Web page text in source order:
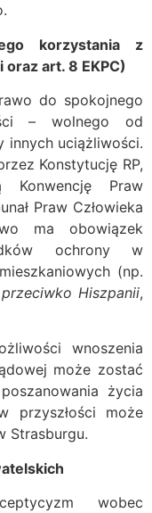
korzystania z
art. 8 EKPC)
do spokojnego
– wolnego od
innych uciążliwości.
Konstytucję RP,
Konwencję Praw
Praw Człowieka
ma obowiązek
ochrony w
(np.
Hiszpanii,
wnoszenia
może zostać
życia
przyszłości może
Strasburgu.
wobec